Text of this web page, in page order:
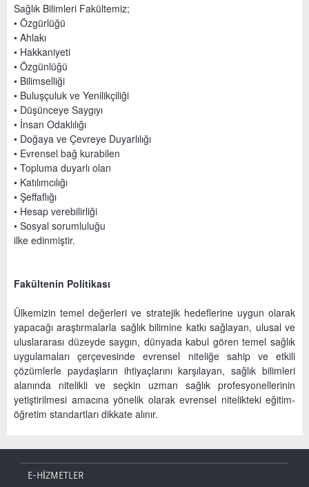
Sağlık Bilimleri Fakültemiz;
• Özgürlüğü
• Ahlakı
• Hakkaniyeti
• Özgünlüğü
• Bilimselliği
• Buluşçuluk ve Yenilikçiliği
• Düşünceye Saygıyı
• İnsan Odaklılığı
• Doğaya ve Çevreye Duyarlılığı
• Evrensel bağ kurabilen
• Topluma duyarlı olan
• Katılımcılığı
• Şeffaflığı
• Hesap verebilirliği
• Sosyal sorumluluğu
ilke edinmiştir.
Fakültenin Politikası
Ülkemizin temel değerleri ve stratejik hedeflerine uygun olarak
yapacağı araştırmalarla sağlık bilimine katkı sağlayan, ulusal ve
uluslararası düzeyde saygın, dünyada kabul gören temel sağlık
uygulamaları çerçevesinde evrensel niteliğe sahip ve etkili
çözümlerle paydaşların ihtiyaçlarını karşılayan, sağlık bilimleri
alanında nitelikli ve seçkin uzman sağlık profesyonellerinin
yetiştirilmesi amacına yönelik olarak evrensel nitelikteki eğitim-
öğretim standartları dikkate alınır.
E-HİZMETLER